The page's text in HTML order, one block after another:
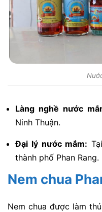
Làng nghề nước
Ninh Thuận.
Đại lý nước mắm:
thành phố Phan Rang.
Nem chua
Nem chua được làm